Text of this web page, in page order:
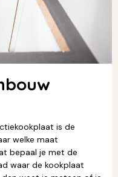
is de
welke maat
bepaal je met de
waar de kookplaat